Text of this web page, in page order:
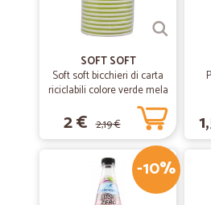
SOFT SOFT
Soft soft bicchieri di carta
riciclabili colore verde mela
2 € 2,19 €
-10%